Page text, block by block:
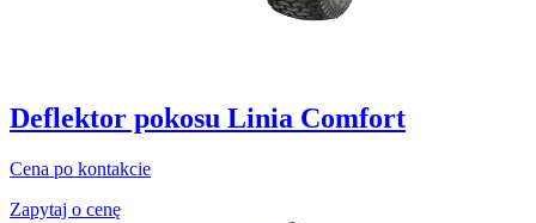
Deflektor pokosu Linia Comfort
Cena po kontakcie
Zapytaj o cenę